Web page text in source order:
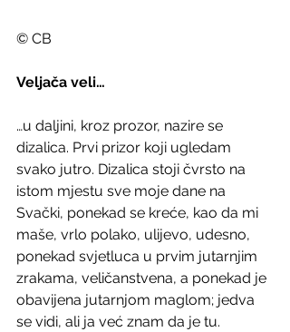
© CB
Veljača veli…
…u daljini, kroz prozor, nazire se
dizalica. Prvi prizor koji ugledam
svako jutro. Dizalica stoji čvrsto na
istom mjestu sve moje dane na
Svački, ponekad se kreće, kao da mi
maše, vrlo polako, ulijevo, udesno,
ponekad svjetluca u prvim jutarnjim
zrakama, veličanstvena, a ponekad je
obavijena jutarnjom maglom; jedva
se vidi, ali ja već znam da je tu.